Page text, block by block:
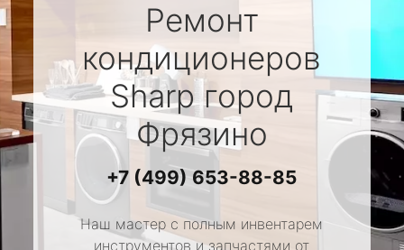
Ремонт
кондиционеров
Sharpгород
Фрязино
+7 (499) 653-88-85
Наш мастер с полным инвентарем
инструментов и запчастями от